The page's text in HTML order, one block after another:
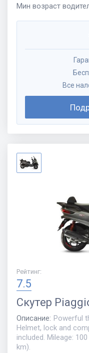
Мин возраст
Все
Рейтинг:
7.5
Скутер
Описание: Powerful
Helmet, lock and
included. Mileage:
km).